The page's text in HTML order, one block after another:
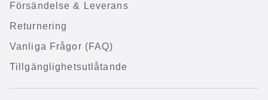
Försändelse & Leverans
Returnering
Vanliga Frågor (FAQ)
Tillgänglighetsutlåtande